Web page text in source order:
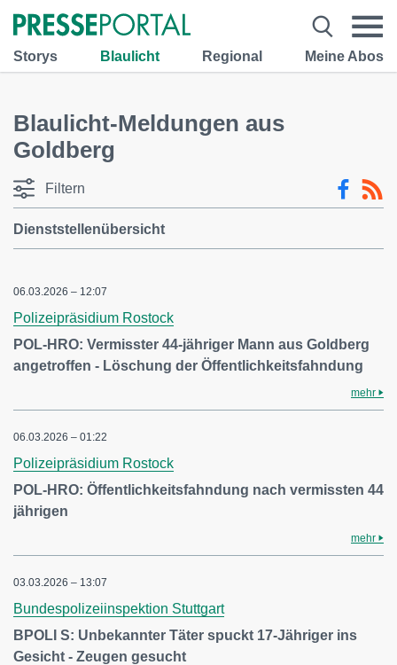
Storys Blaulicht Regional Meine Abos
Blaulicht-Meldungen aus
Goldberg
Filtern
Dienststellenübersicht
06.03.2026 – 12:07
Polizeipräsidium Rostock
POL-HRO: Vermisster 44-jähriger Mann aus Goldberg
angetroffen - Löschung der Öffentlichkeitsfahndung
mehr
06.03.2026 – 01:22
Polizeipräsidium Rostock
POL-HRO: Öffentlichkeitsfahndung nach vermissten 44
jährigen
mehr
03.03.2026 – 13:07
Bundespolizeiinspektion Stuttgart
BPOLI S: Unbekannter Täter spuckt 17-Jähriger ins
Gesicht - Zeugen gesucht